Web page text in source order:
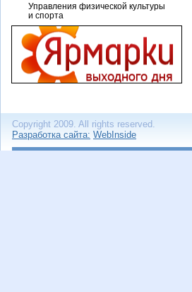
Управления физической культуры
и спорта
Copyright 2009. All rights reserved.
Разработка сайта: WebInside